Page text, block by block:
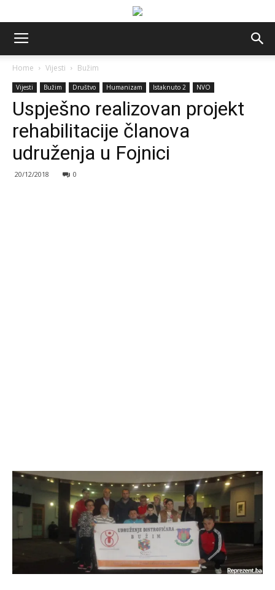
Home Vijesti Bužim
Vijesti Bužim Društvo Humanizam Istaknuto 2 NVO
Uspješno realizovan projekt
rehabilitacije članova
udruženja u Fojnici
20/12/2018 0